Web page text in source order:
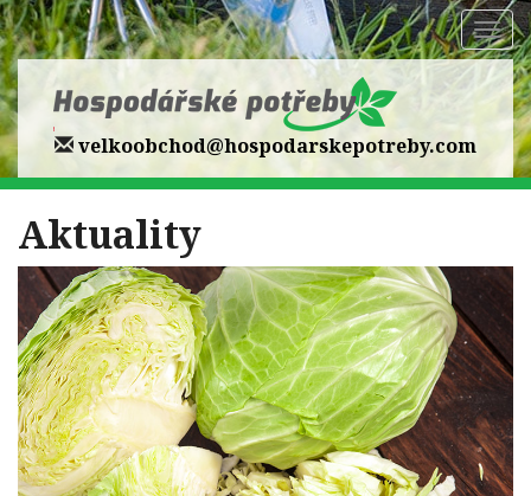
velkoobchod@hospodarskepotreby.com
Aktuality